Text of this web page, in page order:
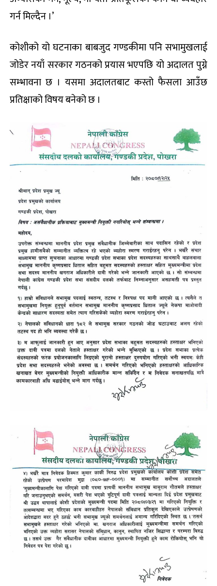
गर्न मिल्दैन ।’
कोशीको यो घटनाका बाबजुद गण्डकीमा पनि सभामुखलाई
जोडेर नयाँ सरकार गठनको प्रयास भएपछि यो अदालत पुग्ने
सम्भावना छ । यसमा अदालतबाट कस्तो फैसला आउँछ
प्रतिक्षाको विषय बनेको छ ।